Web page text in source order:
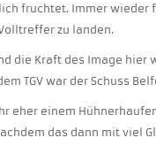
fruchtet. Immer wieder
zu landen.
die Kraft des Image
TGV war der Schuss
eher einem
das dann mit viel